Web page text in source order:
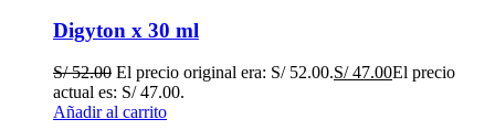
Digyton x 30 ml
S/52.00 El precio original era: S/ 52.00.S/47.00El precio
actual es: S/ 47.00.
Añadir al carrito